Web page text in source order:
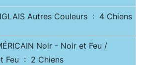
Autres Couleurs : 4 Chiens
Noir - Noir et Feu /
Feu : 2 Chiens